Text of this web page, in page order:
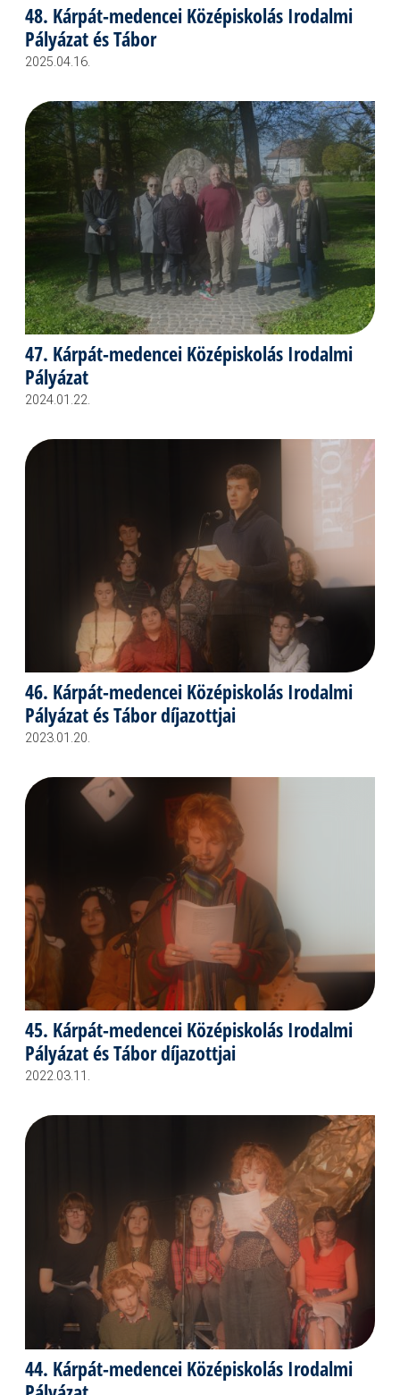
48. Kárpát-medencei Középiskolás Irodalmi
Pályázat és Tábor
2025.04.16.
47. Kárpát-medencei Középiskolás Irodalmi
Pályázat
2024.01.22.
46. Kárpát-medencei Középiskolás Irodalmi
Pályázat és Tábor díjazottjai
2023.01.20.
45. Kárpát-medencei Középiskolás Irodalmi
Pályázat és Tábor díjazottjai
2022.03.11.
44. Kárpát-medencei Középiskolás Irodalmi